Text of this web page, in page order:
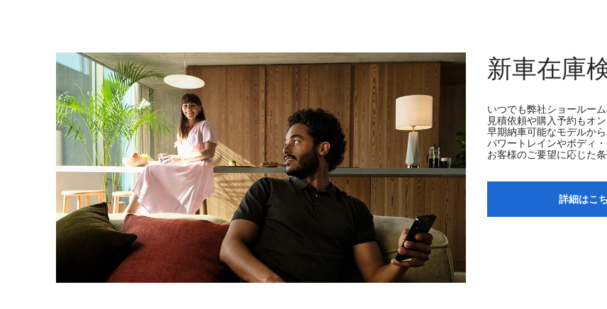
新車在庫
いつでも弊社ショールー
見積依頼や購入予約もオン
早期納車可能なモデルから
パワートレインやボディ
お客様のご要望に応じた条
詳細はこ